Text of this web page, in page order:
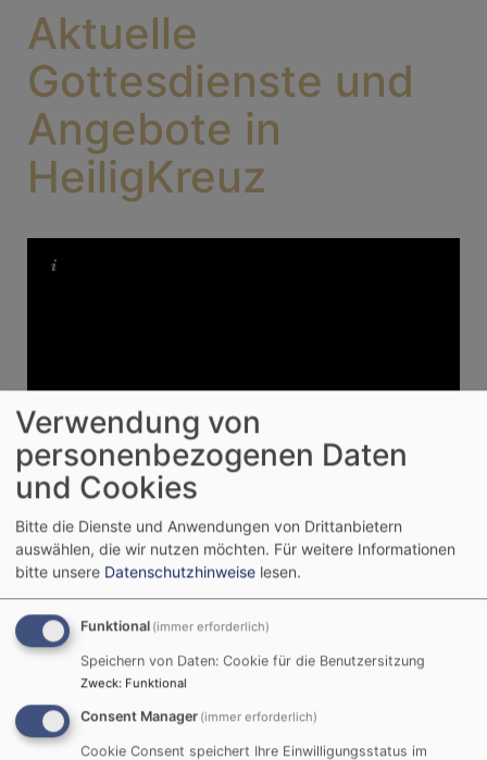
Aktuelle
Gottesdienste und
Angebote in
HeiligKreuz
Verwendung von
personenbezogenen Daten
und Cookies
Bitte die Dienste und Anwendungen von Drittanbietern
auswählen, die wir nutzen möchten. Für weitere Informationen
bitte unsere Datenschutzhinweise lesen.
Funktional (immer erforderlich)
Speichern von Daten: Cookie für die Benutzersitzung
Zweck: Funktional
Consent Manager (immer erforderlich)
Cookie Consent speichert Ihre Einwilligungsstatus im